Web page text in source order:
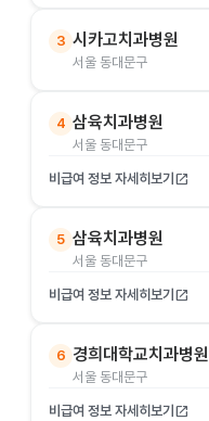
3 시카고치과병원
서울 동대문구
4 삼육치과병원
서울 동대문구
비급여 정보 자세히보기 open_in_new
5 삼육치과병원
서울 동대문구
비급여 정보 자세히보기 open_in_new
6 경희대학교치과병원
서울 동대문구
비급여 정보 자세히보기 open_in_new